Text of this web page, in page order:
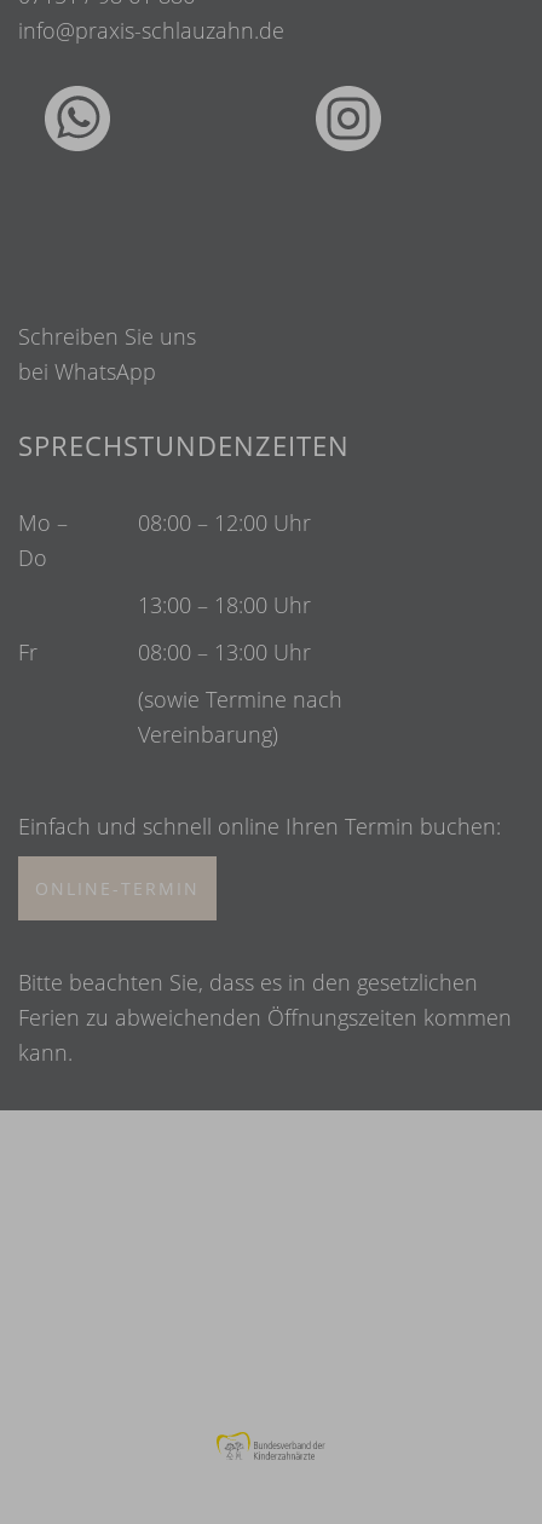
info@praxis-schlauzahn.de
Schreiben Sie uns
bei WhatsApp
SPRECHSTUNDENZEITEN
Mo –
Do
08:00 – 12:00 Uhr
13:00 – 18:00 Uhr
Fr
08:00 – 13:00 Uhr
(sowie Termine nach
Vereinbarung)
Einfach und schnell online Ihren Termin buchen:
ONLINE-TERMIN
Bitte beachten Sie, dass es in den gesetzlichen
Ferien zu abweichenden Öffnungszeiten kommen
kann.